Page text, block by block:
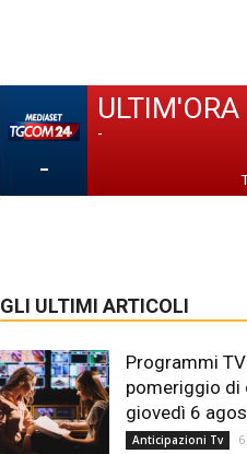
-
ULTIM'ORA
-
GLI ULTIMI ARTICOLI
Programmi
pomeriggio di
giovedì 6
Anticipazioni Tv